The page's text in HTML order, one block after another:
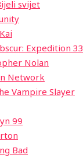
svijet
Expedition 33
Nolan
Network
Vampire Slayer
99
Bad